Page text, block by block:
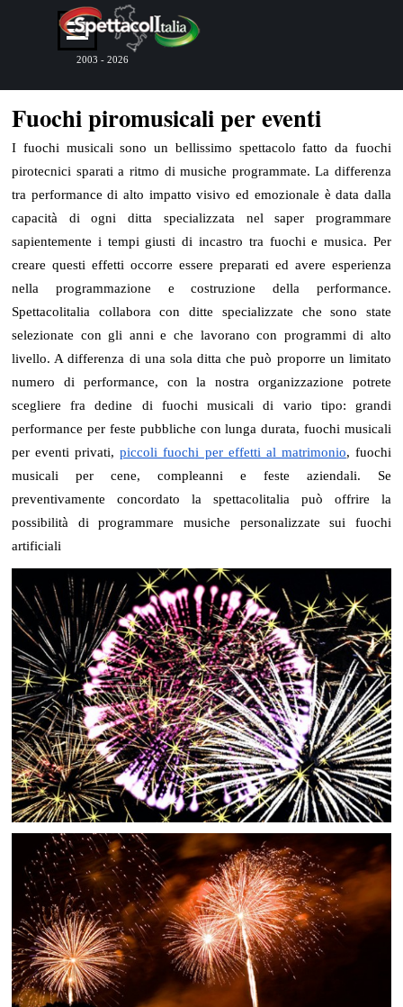
Vai ai contenuti
Salta menù
2003 - 2026
Fuochi piromusicali per eventi
I fuochi musicali sono un bellissimo spettacolo fatto da fuochi
pirotecnici sparati a ritmo di musiche programmate. La differenza
tra performance di alto impatto visivo ed emozionale è data dalla
capacità di ogni ditta specializzata nel saper programmare
sapientemente i tempi giusti di incastro tra fuochi e musica. Per
creare questi effetti occorre essere preparati ed avere esperienza
nella programmazione e costruzione della performance.
Spettacolitalia collabora con ditte specializzate che sono state
selezionate con gli anni e che lavorano con programmi di alto
livello. A differenza di una sola ditta che può proporre un limitato
numero di performance, con la nostra organizzazione potrete
scegliere fra dedine di fuochi musicali di vario tipo: grandi
performance per feste pubbliche con lunga durata, fuochi musicali
per eventi privati,piccoli fuochi per effetti al matrimonio, fuochi
musicali per cene, compleanni e feste aziendali. Se
preventivamente concordato la spettacolitalia può offrire la
possibilità di programmare musiche personalizzate sui fuochi
artificiali